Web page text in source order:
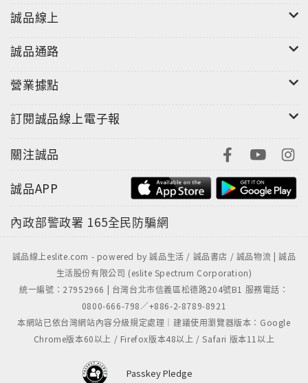
即使是經過精心挑選，滿意度極高的食材，要如何在完
整地保存營養分、增進其風味，進而將最佳狀態呈現出
來的前提之下，完成前置作業與烹調，是一個重要的課
題。法國藍帶的廚師，就是能夠提供這些訣竅的優秀人
選。
在本書共15章，及數百個個別的步驟介紹中，藉由特別
拍攝的照片，為各位解說各種可以讓您儘速上手的基礎
技術，及多種烹飪用食材。各位可以從所有的食譜描述
中得知如何以最佳的方式來保存食材，及清理甲殼類海
鮮；如何進行魚類的去鱗、切除取出多餘的部位及分
麵包與義大利麵在內之各種麵糰。還有，各種詳細的肉
誠品線上
誠品通路
營業據點
訂閱誠品線上電子報
關注誠品
誠品APP
內政部警政署 165全民防騙網
誠品線上eslite.com - powered by 誠品生活 / 誠品書店 / 誠品物流 | 誠品
生活股份有限公司 (eslite Spectrum Corporation)
統一編號：27952966 | 台灣台北市信義區松德路204號B1 服務電話：
0800-666-798／+886-2-8789-8921
本網站已依台灣網站內容分級規定處理｜建議使用瀏覽器版本：Google
Chrome版本60以上 / Firefox版本48以上 / Safari 版本11以上
Passkey Pledge